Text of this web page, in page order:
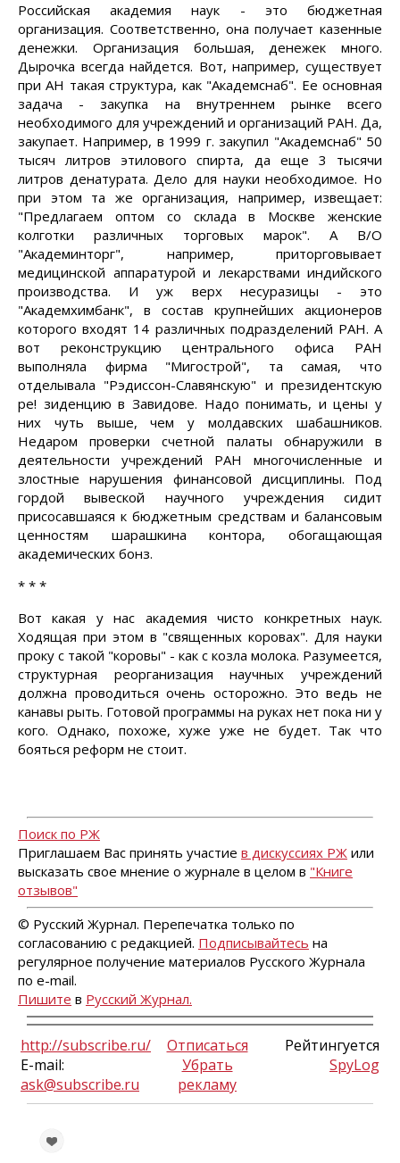
Российская академия наук - это бюджетная
организация. Соответственно, она получает казенные
денежки. Организация большая, денежек много.
Дырочка всегда найдется. Вот, например, существует
при АН такая структура, как "Академснаб". Ее основная
задача - закупка на внутреннем рынке всего
необходимого для учреждений и организаций РАН. Да,
закупает. Например, в 1999 г. закупил "Академснаб" 50
тысяч литров этилового спирта, да еще 3 тысячи
литров денатурата. Дело для науки необходимое. Но
при этом та же организация, например, извещает:
"Предлагаем оптом со склада в Москве женские
колготки различных торговых марок". А В/О
"Академинторг", например, приторговывает
медицинской аппаратурой и лекарствами индийского
производства. И уж верх несуразицы - это
"Академхимбанк", в состав крупнейших акционеров
которого входят 14 различных подразделений РАН. А
вот реконструкцию центрального офиса РАН
выполняла фирма "Мигострой", та самая, что
отделывала "Рэдиссон-Славянскую" и президентскую
ре! зиденцию в Завидове. Надо понимать, и цены у
них чуть выше, чем у молдавских шабашников.
Недаром проверки счетной палаты обнаружили в
деятельности учреждений РАН многочисленные и
злостные нарушения финансовой дисциплины. Под
гордой вывеской научного учреждения сидит
присосавшаяся к бюджетным средствам и балансовым
ценностям шарашкина контора, обогащающая
академических бонз.
* * *
Вот какая у нас академия чисто конкретных наук.
Ходящая при этом в "священных коровах". Для науки
проку с такой "коровы" - как с козла молока. Разумеется,
структурная реорганизация научных учреждений
должна проводиться очень осторожно. Это ведь не
канавы рыть. Готовой программы на руках нет пока ни у
кого. Однако, похоже, хуже уже не будет. Так что
бояться реформ не стоит.
Поиск по РЖ
Приглашаем Вас принять участие в дискуссиях РЖ или
высказать свое мнение о журнале в целом в "Книге
отзывов"
© Русский Журнал. Перепечатка только по
согласованию с редакцией. Подписывайтесь на
регулярное получение материалов Русского Журнала
по e-mail.
Пишите в Русский Журнал.
http://subscribe.ru/
E-mail:
ask@subscribe.ru
Отписаться
Убрать
рекламу
Рейтингуется
SpyLog